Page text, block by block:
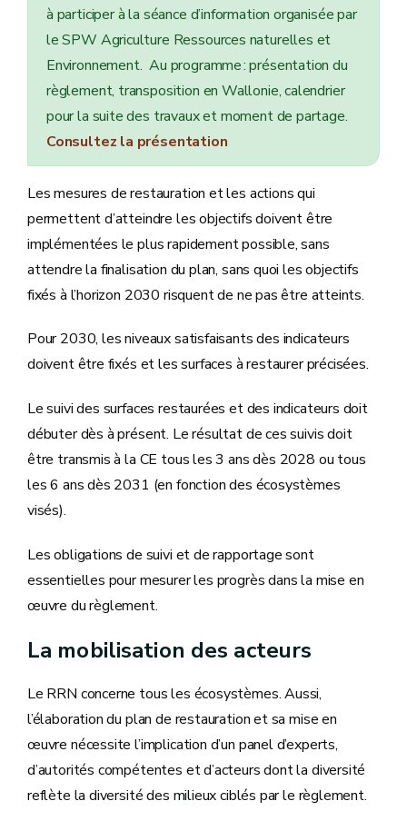
à participer à la séance d’information organisée par
le SPW Agriculture Ressources naturelles et
Environnement. Au programme : présentation du
règlement, transposition en Wallonie, calendrier
pour la suite des travaux et moment de partage.
Consultez la présentation
Les mesures de restauration et les actions qui
permettent d’atteindre les objectifs doivent être
implémentées le plus rapidement possible, sans
attendre la finalisation du plan, sans quoi les objectifs
fixés à l’horizon 2030 risquent de ne pas être atteints.
Pour 2030, les niveaux satisfaisants des indicateurs
doivent être fixés et les surfaces à restaurer précisées.
Le suivi des surfaces restaurées et des indicateurs doit
débuter dès à présent. Le résultat de ces suivis doit
être transmis à la CE tous les 3 ans dès 2028 ou tous
les 6 ans dès 2031 (en fonction des écosystèmes
visés).
Les obligations de suivi et de rapportage sont
essentielles pour mesurer les progrès dans la mise en
œuvre du règlement.
La mobilisation des acteurs
Le RRN concerne tous les écosystèmes. Aussi,
l’élaboration du plan de restauration et sa mise en
œuvre nécessite l’implication d’un panel d’experts,
d’autorités compétentes et d’acteurs dont la diversité
reflète la diversité des milieux ciblés par le règlement.